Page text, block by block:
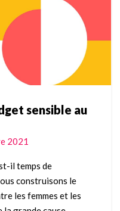
sensible au
2021
il temps de
construisons le
les femmes et les